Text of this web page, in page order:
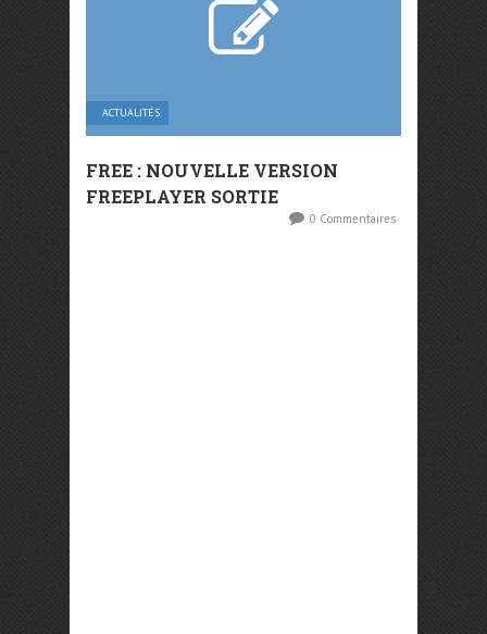
ACTUALITÉS
FREE : NOUVELLE VERSION
FREEPLAYER SORTIE
0 Commentaires